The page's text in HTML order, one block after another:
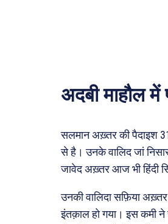
अदबी माहौल में
सलमान अख़्तर की पैदाइश
से है। उनके वालिद जां
जावेद अख़्तर आज भी हिंदी
उनकी वालिदा सफ़िया
इंतक़ाल हो गया। इस कमी